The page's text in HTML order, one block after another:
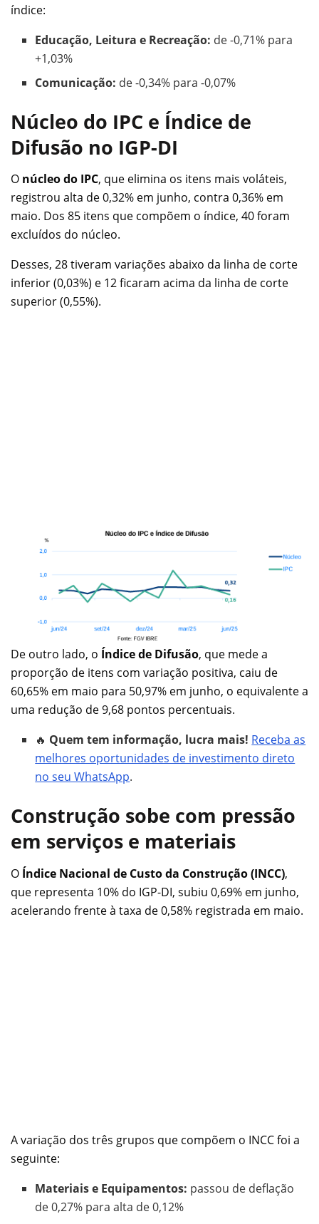
índice:
Educação, Leitura e Recreação: de -0,71% para
+1,03%
Comunicação: de -0,34% para -0,07%
Núcleo do IPC e Índice de
Difusão no IGP-DI
O núcleo do IPC, que elimina os itens mais voláteis,
registrou alta de 0,32% em junho, contra 0,36% em
maio. Dos 85 itens que compõem o índice, 40 foram
excluídos do núcleo.
Desses, 28 tiveram variações abaixo da linha de corte
inferior (0,03%) e 12 ficaram acima da linha de corte
superior (0,55%).
De outro lado, o Índice de Difusão, que mede a
proporção de itens com variação positiva, caiu de
60,65% em maio para 50,97% em junho, o equivalente a
uma redução de 9,68 pontos percentuais.
🔥 Quem tem informação, lucra mais! Receba as
melhores oportunidades de investimento direto
no seu WhatsApp.
Construção sobe com pressão
em serviços e materiais
O Índice Nacional de Custo da Construção (INCC),
que representa 10% do IGP-DI, subiu 0,69% em junho,
acelerando frente à taxa de 0,58% registrada em maio.
A variação dos três grupos que compõem o INCC foi a
seguinte:
Materiais e Equipamentos: passou de deflação
de 0,27% para alta de 0,12%